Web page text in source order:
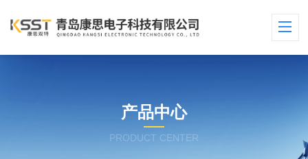
产品中心
PRODUCT CENTER